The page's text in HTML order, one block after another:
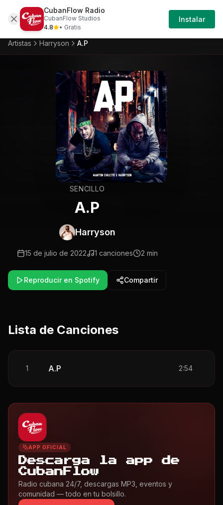
Artistas Harryson Harryson-a-p
Iniciar
Sesión
Artistas Harryson A.P
SENCILLO
A.P
Harryson
15 de julio de 2022 1 canciones 2 min
Reproducir en Spotify Compartir
Lista de Canciones
1 A.P 2:54
APP OFICIAL
Descarga la app de
CubanFlow
Radio cubana 24/7, descargas MP3, eventos y
comunidad — todo en tu bolsillo.
CubanFlow Radio
CubanFlow Studios
4.8
• Gratis
Instalar